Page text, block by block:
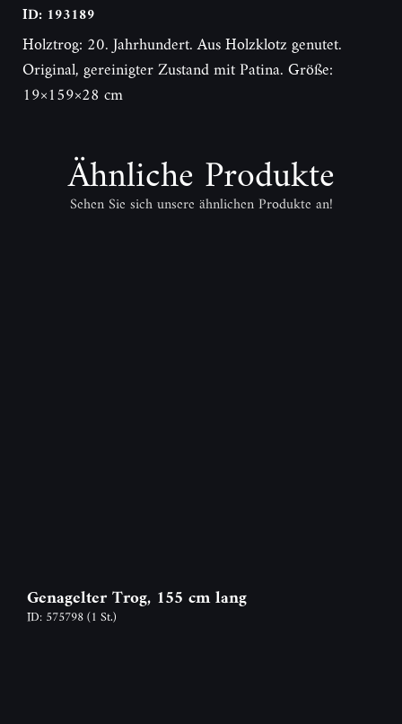
ID: 193189
Holztrog: 20. Jahrhundert. Aus Holzklotz genutet.
Original, gereinigter Zustand mit Patina. Größe:
19×159×28 cm
Ähnliche Produkte
Sehen Sie sich unsere ähnlichen Produkte an!
Genagelter Trog, 155 cm lang
ID: 575798(1 St.)